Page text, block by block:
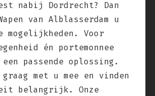
nabij Dordrecht? Dan
van Alblasserdam u
mogelijkheden. Voor
én portemonnee
passende oplossing.
met u mee en vinden
belangrijk. Onze